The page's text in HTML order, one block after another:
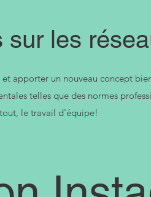
sur les
apporter un nouveau concept
telles que des normes
le travail d'équipe!